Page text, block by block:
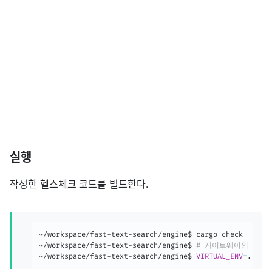
실행
작성한 헬스체크 코드를 빌드한다.
~/workspace/fast-text-search/engine$ cargo check
~/workspace/fast-text-search/engine$ # 게이트웨이의 가상
~/workspace/fast-text-search/engine$ VIRTUAL_ENV= ..